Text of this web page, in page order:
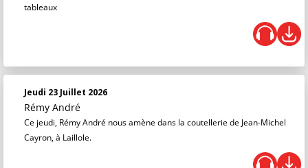
tableaux
Jeudi 23 Juillet 2026
Rémy André
Ce jeudi, Rémy André nous amène dans la coutellerie de Jean-Michel
Cayron, à Laillole.